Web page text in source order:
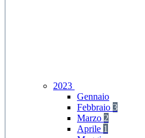
2023
Gennaio
Febbraio 3
Marzo 2
Aprile 1